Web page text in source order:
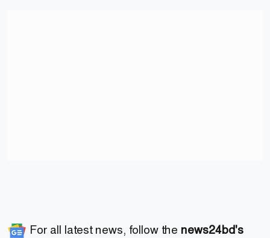
For all latest news, follow the news24bd's